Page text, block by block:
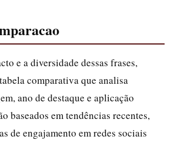
e a diversidade dessas frases,
comparativa que analisa
ano de destaque e aplicação
baseados em tendências recentes,
de engajamento em redes sociais